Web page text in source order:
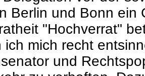
Berlin und Bonn ein
"Hochverrat"
ich mich recht
und